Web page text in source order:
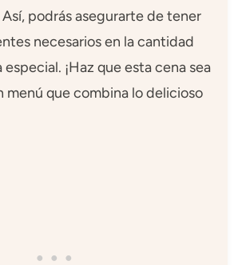
podrás asegurarte de tener
necesarios en la cantidad
¡Haz que esta cena sea
menú que combina lo delicioso